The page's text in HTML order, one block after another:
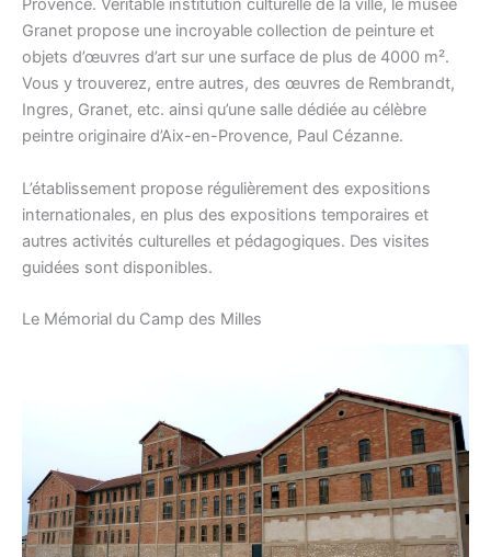
Provence. Véritable institution culturelle de la ville, le musée
Granet propose une incroyable collection de peinture et
objets d’œuvres d’art sur une surface de plus de 4000 m².
Vous y trouverez, entre autres, des œuvres de Rembrandt,
Ingres, Granet, etc. ainsi qu’une salle dédiée au célèbre
peintre originaire d’Aix-en-Provence, Paul Cézanne.
L’établissement propose régulièrement des expositions
internationales, en plus des expositions temporaires et
autres activités culturelles et pédagogiques. Des visites
guidées sont disponibles.
Le Mémorial du Camp des Milles